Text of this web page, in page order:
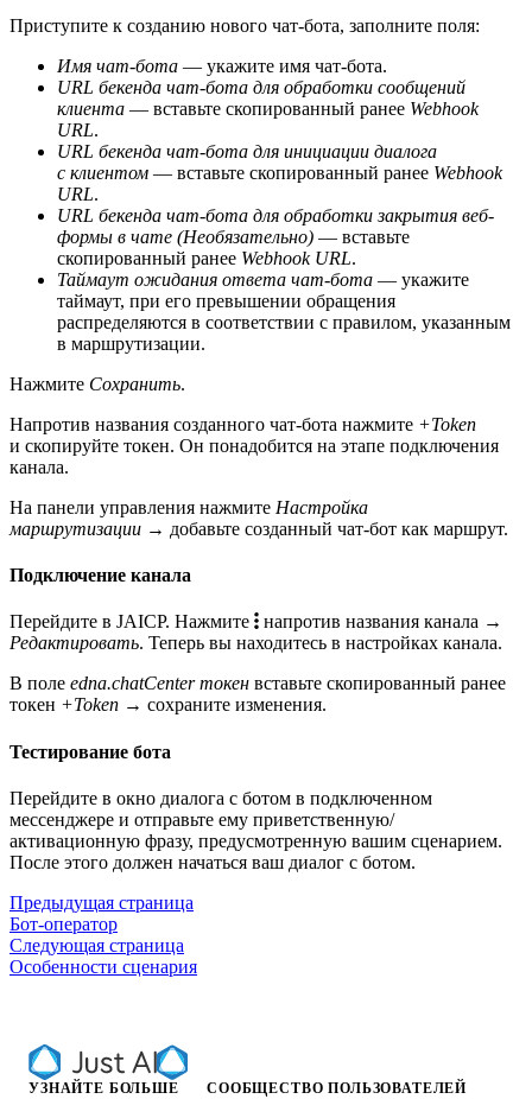
Приступите к созданию нового чат-бота, заполните поля:
Имя чат-бота — укажите имя чат-бота.
URL бекенда чат-бота для обработки сообщений
клиента — вставьте скопированный ранее Webhook
URL.
URL бекенда чат-бота для инициации диалога
с клиентом — вставьте скопированный ранее Webhook
URL.
URL бекенда чат-бота для обработки закрытия веб-
формы в чате (Необязательно) — вставьте
скопированный ранее Webhook URL.
Таймаут ожидания ответа чат-бота — укажите
таймаут, при его превышении обращения
распределяются в соответствии с правилом, указанным
в маршрутизации.
Нажмите Сохранить.
Напротив названия созданного чат-бота нажмите +Token
и скопируйте токен. Он понадобится на этапе подключения
канала.
На панели управления нажмите Настройка
маршрутизации → добавьте созданный чат-бот как маршрут.
Подключение канала
Перейдите в JAICP. Нажмите
напротив названия канала →
Редактировать. Теперь вы находитесь в настройках канала.
В поле edna.chatCenter токен вставьте скопированный ранее
токен +Token → сохраните изменения.
Тестирование бота
Перейдите в окно диалога с ботом в подключенном
мессенджере и отправьте ему приветственную/
активационную фразу, предусмотренную вашим сценарием.
После этого должен начаться ваш диалог с ботом.
Предыдущая страница
Бот-оператор
Следующая страница
Особенности сценария
УЗНАЙТЕ БОЛЬШЕ СООБЩЕСТВО ПОЛЬЗОВАТЕЛЕЙ